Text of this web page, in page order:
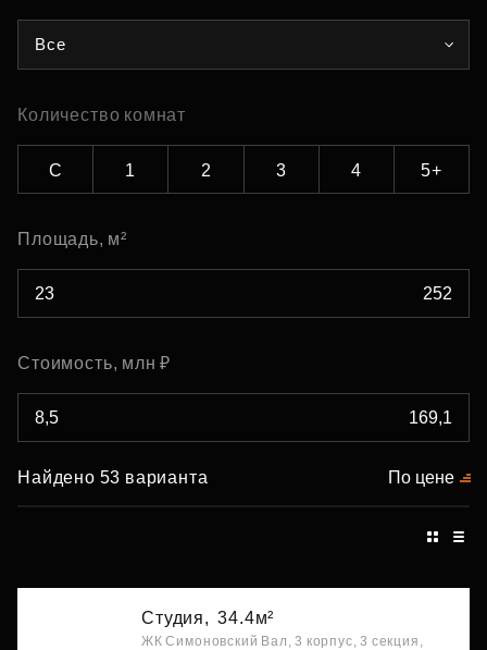
Все
Количество комнат
С 1 2 3 4 5+
Площадь, м²
Стоимость, млн ₽
Найдено 53 варианта По цене
Студия, 34.4м²
ЖК Симоновский Вал, 3 корпус, 3 секция,